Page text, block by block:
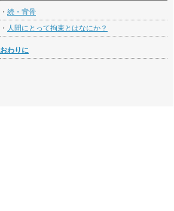
・ 続・背骨
・ 人間にとって拘束とはなにか？
おわりに